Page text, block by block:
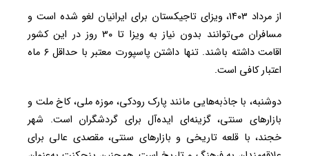
از مرداد ۱۴۰۳، ویزای تاجیکستان برای ایرانیان لغو شده است و
مسافران می‌توانند بدون نیاز به ویزا تا ۳۰ روز در این کشور
اقامت داشته باشند. تنها داشتن پاسپورت معتبر با حداقل ۶ ماه
اعتبار کافی است.
دوشنبه، با جاذبه‌هایی مانند پارک رودکی، موزه ملی، کاخ ملت و
بازارهای سنتی، گزینه‌ای ایده‌آل برای گردشگران است. شهر
خجند، با قلعه تاریخی و بازارهای سنتی، مقصدی عالی برای